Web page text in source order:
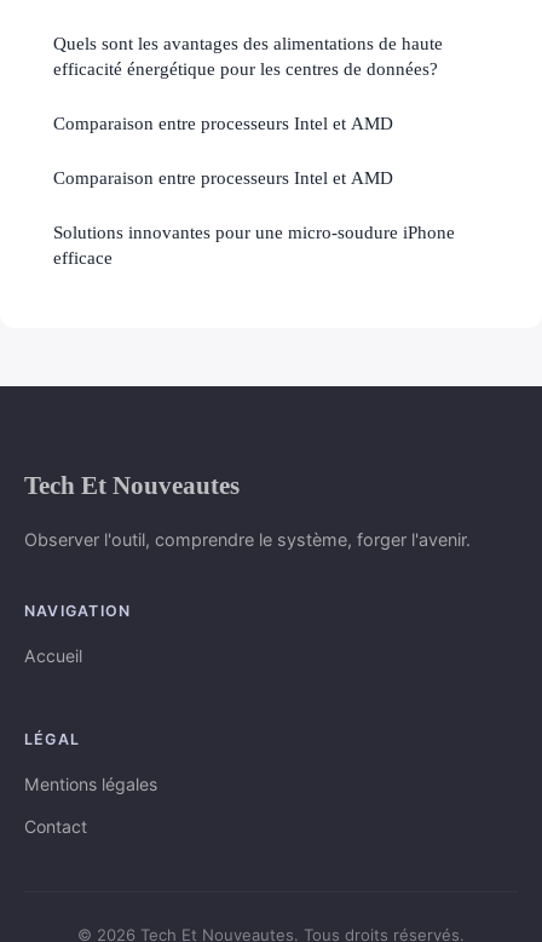
Quels sont les avantages des alimentations de haute
efficacité énergétique pour les centres de données?
Comparaison entre processeurs Intel et AMD
Comparaison entre processeurs Intel et AMD
Solutions innovantes pour une micro-soudure iPhone
efficace
Tech Et Nouveautes
Observer l'outil, comprendre le système, forger l'avenir.
NAVIGATION
Accueil
LÉGAL
Mentions légales
Contact
© 2026 Tech Et Nouveautes. Tous droits réservés.